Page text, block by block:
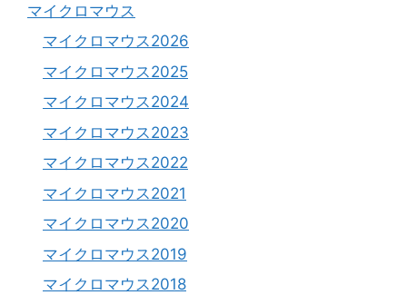
マイクロマウス
マイクロマウス2026
マイクロマウス2025
マイクロマウス2024
マイクロマウス2023
マイクロマウス2022
マイクロマウス2021
マイクロマウス2020
マイクロマウス2019
マイクロマウス2018